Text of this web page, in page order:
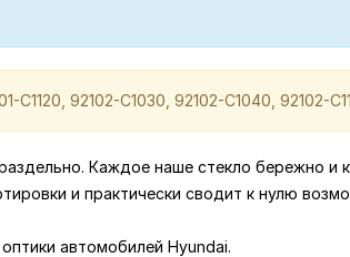
C1120, 92102-C1030, 92102-C1040, 92102-
Каждое наше стекло бережно и
и практически сводит к нулю
автомобилей Hyundai.